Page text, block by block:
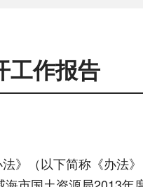
工作报告
》（以下简称《办法